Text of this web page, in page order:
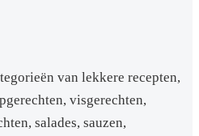
van lekkere recepten,
visgerechten,
salades, sauzen,